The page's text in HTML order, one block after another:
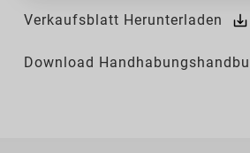
Verkaufsblatt Herunterladen
Download